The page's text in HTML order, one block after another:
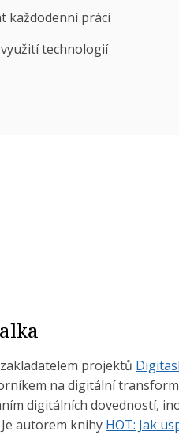
každodenní práci
technologií
projektů
na digitální
digitálních dovedností,
autorem knihy HOT: Jak